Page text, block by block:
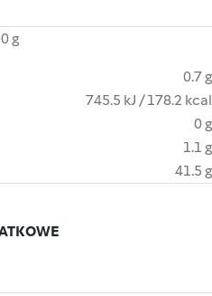
g
0.7 g
745.5 kJ / 178.2 kcal
0 g
1.1 g
41.5 g